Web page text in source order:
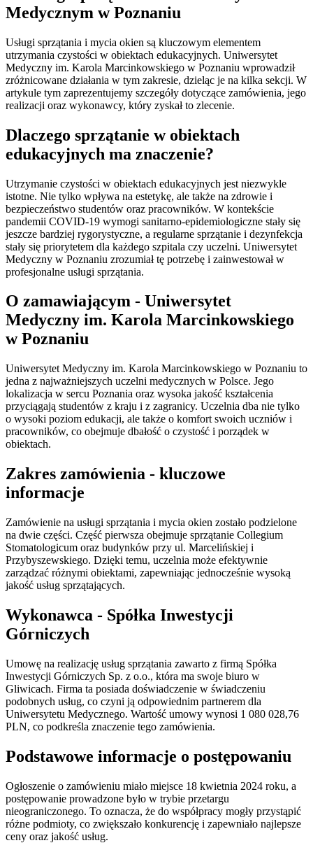
Medycznym w Poznaniu
Usługi sprzątania i mycia okien są kluczowym elementem
utrzymania czystości w obiektach edukacyjnych. Uniwersytet
Medyczny im. Karola Marcinkowskiego w Poznaniu wprowadził
zróżnicowane działania w tym zakresie, dzieląc je na kilka sekcji. W
artykule tym zaprezentujemy szczegóły dotyczące zamówienia, jego
realizacji oraz wykonawcy, który zyskał to zlecenie.
Dlaczego sprzątanie w obiektach
edukacyjnych ma znaczenie?
Utrzymanie czystości w obiektach edukacyjnych jest niezwykle
istotne. Nie tylko wpływa na estetykę, ale także na zdrowie i
bezpieczeństwo studentów oraz pracowników. W kontekście
pandemii COVID-19 wymogi sanitarno-epidemiologiczne stały się
jeszcze bardziej rygorystyczne, a regularne sprzątanie i dezynfekcja
stały się priorytetem dla każdego szpitala czy uczelni. Uniwersytet
Medyczny w Poznaniu zrozumiał tę potrzebę i zainwestował w
profesjonalne usługi sprzątania.
O zamawiającym - Uniwersytet
Medyczny im. Karola Marcinkowskiego
w Poznaniu
Uniwersytet Medyczny im. Karola Marcinkowskiego w Poznaniu to
jedna z najważniejszych uczelni medycznych w Polsce. Jego
lokalizacja w sercu Poznania oraz wysoka jakość kształcenia
przyciągają studentów z kraju i z zagranicy. Uczelnia dba nie tylko
o wysoki poziom edukacji, ale także o komfort swoich uczniów i
pracowników, co obejmuje dbałość o czystość i porządek w
obiektach.
Zakres zamówienia - kluczowe
informacje
Zamówienie na usługi sprzątania i mycia okien zostało podzielone
na dwie części. Część pierwsza obejmuje sprzątanie Collegium
Stomatologicum oraz budynków przy ul. Marcelińskiej i
Przybyszewskiego. Dzięki temu, uczelnia może efektywnie
zarządzać różnymi obiektami, zapewniając jednocześnie wysoką
jakość usług sprzątających.
Wykonawca - Spółka Inwestycji
Górniczych
Umowę na realizację usług sprzątania zawarto z firmą Spółka
Inwestycji Górniczych Sp. z o.o., która ma swoje biuro w
Gliwicach. Firma ta posiada doświadczenie w świadczeniu
podobnych usług, co czyni ją odpowiednim partnerem dla
Uniwersytetu Medycznego. Wartość umowy wynosi 1 080 028,76
PLN, co podkreśla znaczenie tego zamówienia.
Podstawowe informacje o postępowaniu
Ogłoszenie o zamówieniu miało miejsce 18 kwietnia 2024 roku, a
postępowanie prowadzone było w trybie przetargu
nieograniczonego. To oznacza, że do współpracy mogły przystąpić
różne podmioty, co zwiększało konkurencję i zapewniało najlepsze
ceny oraz jakość usług.